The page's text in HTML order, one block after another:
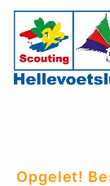
Opgelet!